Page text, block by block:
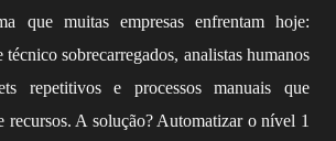
que muitas empresas enfrentam hoje:
técnico sobrecarregados, analistas humanos
repetitivos e processos manuais que
recursos. A solução? Automatizar o nível 1